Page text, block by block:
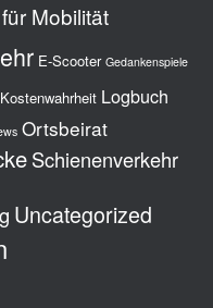
Mobilität
E-Scooter Gedankenspiele
Kostenwahrheit Logbuch
Ortsbeirat
Schienenverkehr
Uncategorized